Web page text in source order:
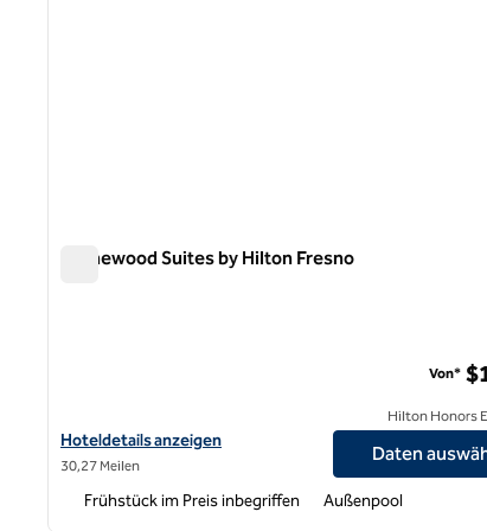
Homewood Suites by Hilton Fresno
Hoteldetails für Homewood Suites by Hilton Fresno
Hoteldetails anzeigen
30,27 Meilen
Von*
Hilton Honors
Daten
Frühstück im Preis inbegriffen Außenpool